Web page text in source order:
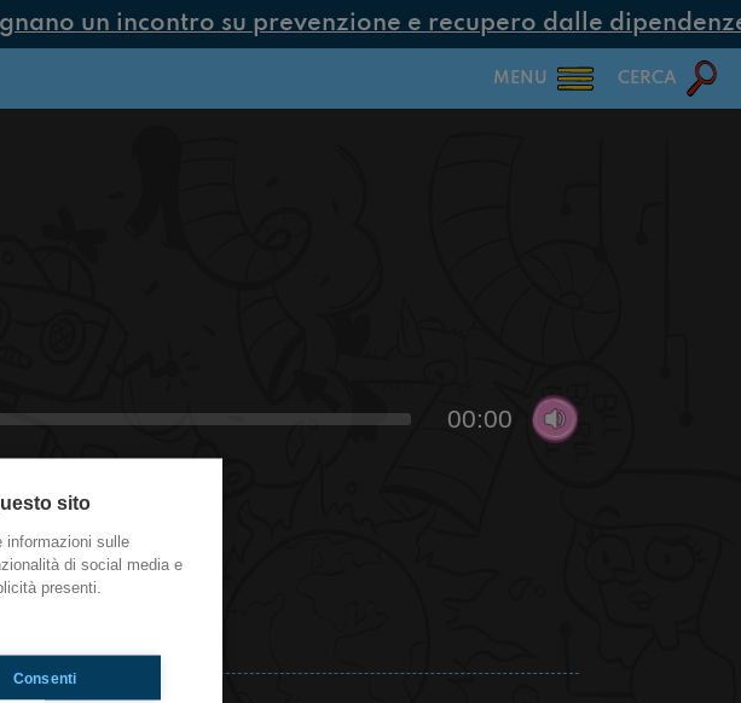
un incontro su prevenzione e recupero dalle
MENU CERCA
00:00
sito
informazioni sulle
di social media e
presenti.
Consenti